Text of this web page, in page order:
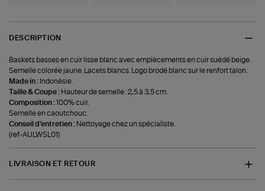
DESCRIPTION
Baskets basses en cuir lisse blanc avec empiècements en cuir suédé beige.
Semelle colorée jaune. Lacets blancs. Logo brodé blanc sur le renfort talon.
Made in : Indonésie.
Taille & Coupe : Hauteur de semelle : 2,5 à 3,5 cm.
Composition :100% cuir.
Semelle en caoutchouc.
Conseil d'entretien : Nettoyage chez un spécialiste.
(ref-AULWSL01)
LIVRAISON ET RETOUR